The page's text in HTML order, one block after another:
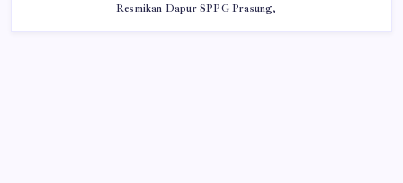
Resmikan Dapur SPPG Prasung,